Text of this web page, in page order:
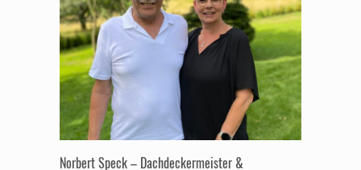
Norbert Speck – Dachdeckermeister &